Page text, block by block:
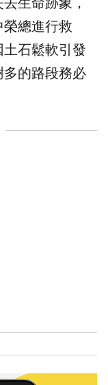
總進行救
石鬆軟引發
的路段務必